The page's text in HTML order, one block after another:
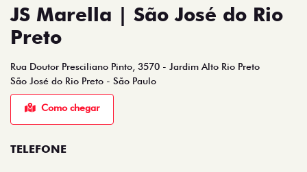
WHATSAPP
(17) 99749-6216
HORÁRIOS DE FUNCIONAMENTO
SHOWROOM
De segunda a sexta, das 8h às 18h.